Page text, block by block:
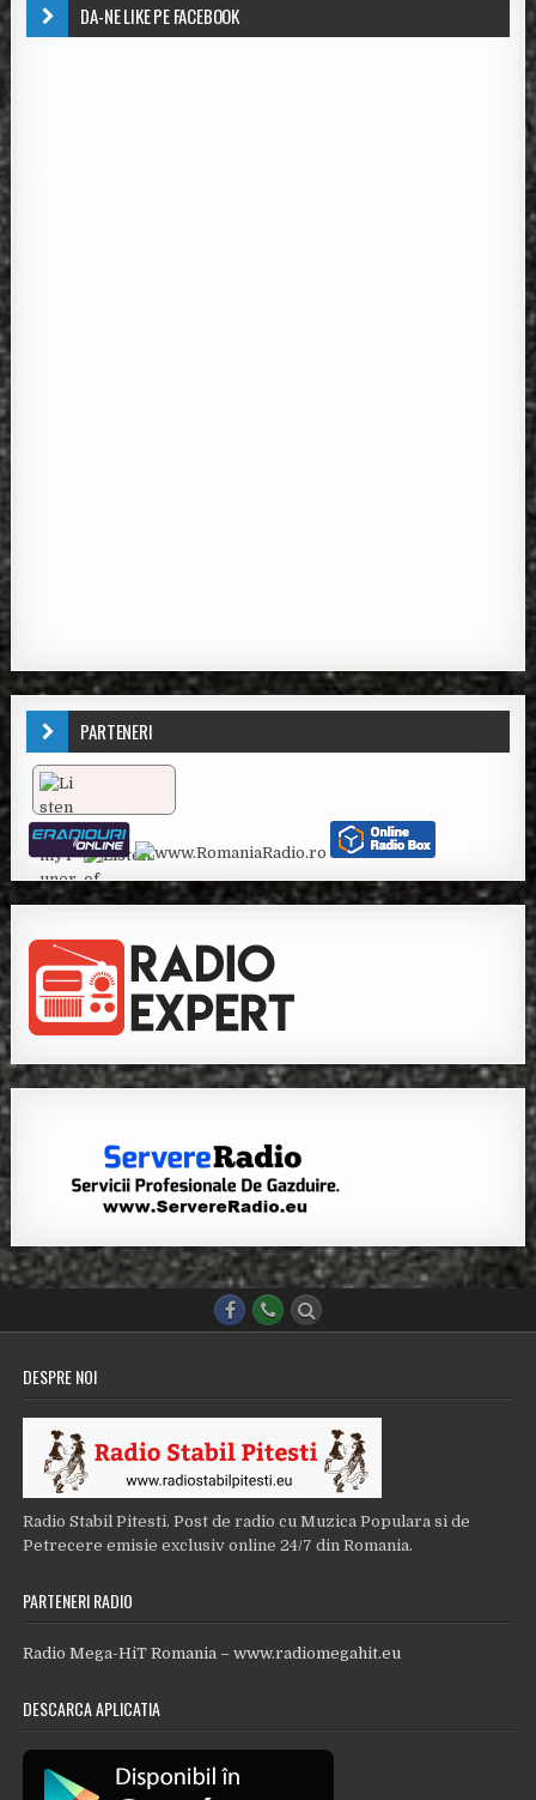
DA-NE LIKE PE FACEBOOK
PARTENERI
DESPRE NOI
Radio Stabil Pitesti. Post de radio cu Muzica Populara si de
Petrecere emisie exclusiv online 24/7 din Romania.
PARTENERI RADIO
Radio Mega-HiT Romania – www.radiomegahit.eu
DESCARCA APLICATIA